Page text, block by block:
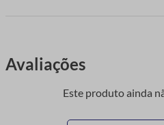
Avaliações
Este produto ainda